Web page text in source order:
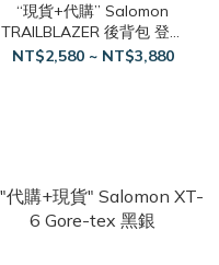
“現貨+代購” Salomon
TRAILBLAZER 後背包 登山
包 機能面料 10L 20L
NT$2,580 ~ NT$3,880